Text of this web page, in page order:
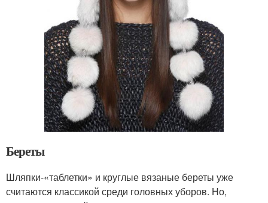
Береты
Шляпки-«таблетки» и круглые вязаные береты уже
считаются классикой среди головных уборов. Но,